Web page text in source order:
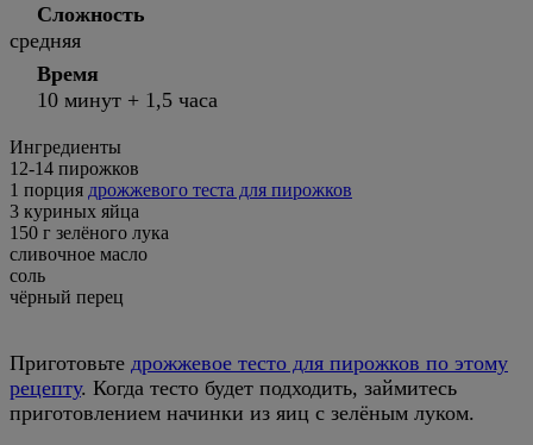
Сложность
средняя
Время
10 минут + 1,5 часа
Ингредиенты
12-14 пирожков
1 порция дрожжевого теста для пирожков
3 куриных яйца
150 г зелёного лука
сливочное масло
соль
чёрный перец
Приготовьте дрожжевое тесто для пирожков по этому
рецепту. Когда тесто будет подходить, займитесь
приготовлением начинки из яиц с зелёным луком.